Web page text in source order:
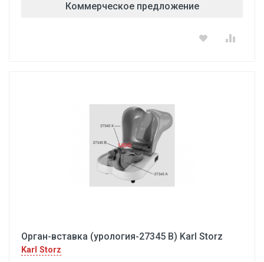
Коммерческое предложение
Орган-вставка (урология-27345 В) Karl Storz
Karl Storz